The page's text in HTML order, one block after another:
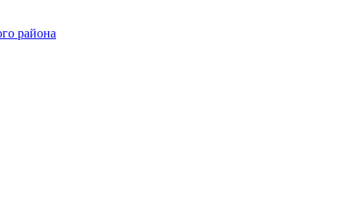
района